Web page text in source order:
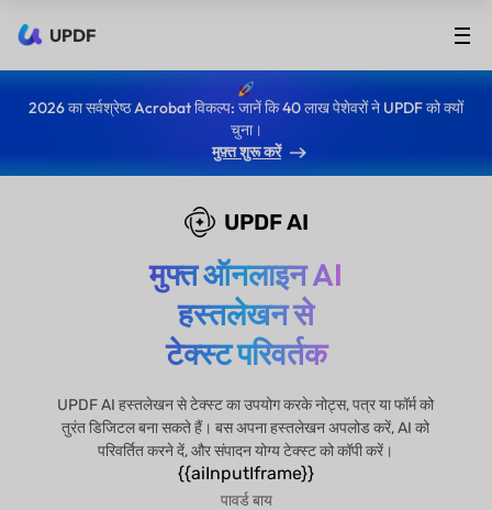
UPDF
2026 का सर्वश्रेष्ठ Acrobat विकल्प: जानें कि 40 लाख पेशेवरों ने UPDF को क्यों
चुना।
मुफ़्त शुरू करें
UPDF AI
मुफ्त ऑनलाइन AI
हस्तलेखन से
टेक्स्ट परिवर्तक
UPDF AI हस्तलेखन से टेक्स्ट का उपयोग करके नोट्स, पत्र या फॉर्म को
तुरंत डिजिटल बना सकते हैं। बस अपना हस्तलेखन अपलोड करें, AI को
परिवर्तित करने दें, और संपादन योग्य टेक्स्ट को कॉपी करें।
{{aiInputIframe}}